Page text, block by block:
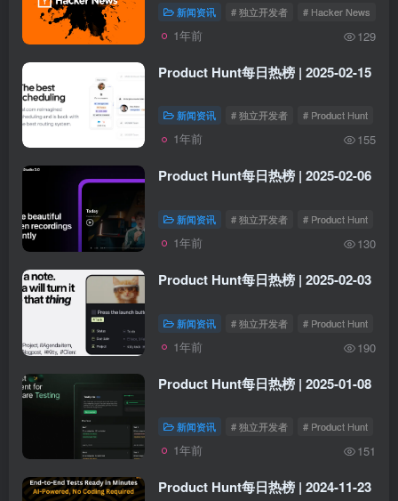
新闻资讯 # 独立开发者 # Hacker News
1年前 129
Product Hunt每日热榜 | 2025-02-15
新闻资讯 # 独立开发者 # Product Hunt
1年前 155
Product Hunt每日热榜 | 2025-02-06
新闻资讯 # 独立开发者 # Product Hunt
1年前 130
Product Hunt每日热榜 | 2025-02-03
新闻资讯 # 独立开发者 # Product Hunt
1年前 190
Product Hunt每日热榜 | 2025-01-08
新闻资讯 # 独立开发者 # Product Hunt
1年前 151
Product Hunt每日热榜 | 2024-11-23